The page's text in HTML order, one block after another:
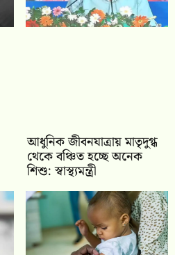
আধুনিক জীবনযাত্রায় মাতৃদুগ্ধ
থেকে বঞ্চিত হচ্ছে অনেক
শিশু: স্বাস্থ্যমন্ত্রী